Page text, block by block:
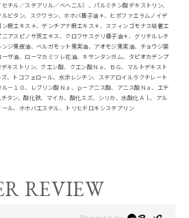
チル／ステアリル／ベヘニル）、パルミチン酸デキストリン、
ビタン、スクワラン、ホホバ種子油＊、ヒポファエラムノイデ
根エキス＊、ゲンチアナ根エキス＊、スフィンゴモナス培養エ
アスピノサ莢エキス、クロフサスグリ種子油＊、グリチルレチ
ジ果皮油、ベルガモット果実油、アオモジ果実油、チョウジ葉
ザ油、ローマカミツレ花油、キサンタンガム、タピオカデンプ
キストリン、クエン酸、クエン酸Ｎａ、ＢＧ、マルトデキスト
、トコフェロール、水添レシチン、ステアロイルラクチレート
－１０、レブリン酸Ｎａ、ｐ－アニス酸、アニス酸Ｎａ、エチ
タン、酸化鉄、マイカ、酸化スズ、シリカ、水酸化Ａｌ、アル
ル、ホホバエステル、トリヒドロキシステアリン
REVIEW